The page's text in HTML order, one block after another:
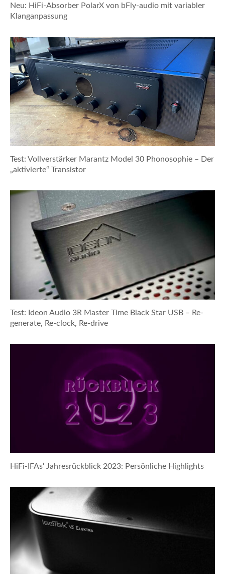
Neu: HiFi-Absorber PolarX von bFly-audio mit variabler
Klanganpassung
Test: Vollverstärker Marantz Model 30 Phonosophie – Der
„aktivierte“ Transistor
Test: Ideon Audio 3R Master Time Black Star USB – Re-
generate, Re-clock, Re-drive
HiFi-IFAs‘ Jahresrückblick 2023: Persönliche Highlights